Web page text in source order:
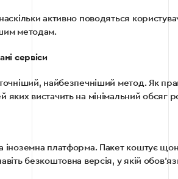
активно поводяться
методам.
сервіси
найбезпечніший метод. Як
яких вистачить на мінімальний обсяг
іноземна платформа. Пакет коштує
безкоштовна версія, у якій